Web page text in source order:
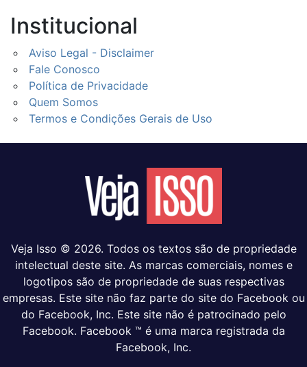
Institucional
Aviso Legal - Disclaimer
Fale Conosco
Política de Privacidade
Quem Somos
Termos e Condições Gerais de Uso
Veja Isso © 2026. Todos os textos são de propriedade
intelectual deste site. As marcas comerciais, nomes e
logotipos são de propriedade de suas respectivas
empresas. Este site não faz parte do site do Facebook ou
do Facebook, Inc. Este site não é patrocinado pelo
Facebook. Facebook ™ é uma marca registrada da
Facebook, Inc.